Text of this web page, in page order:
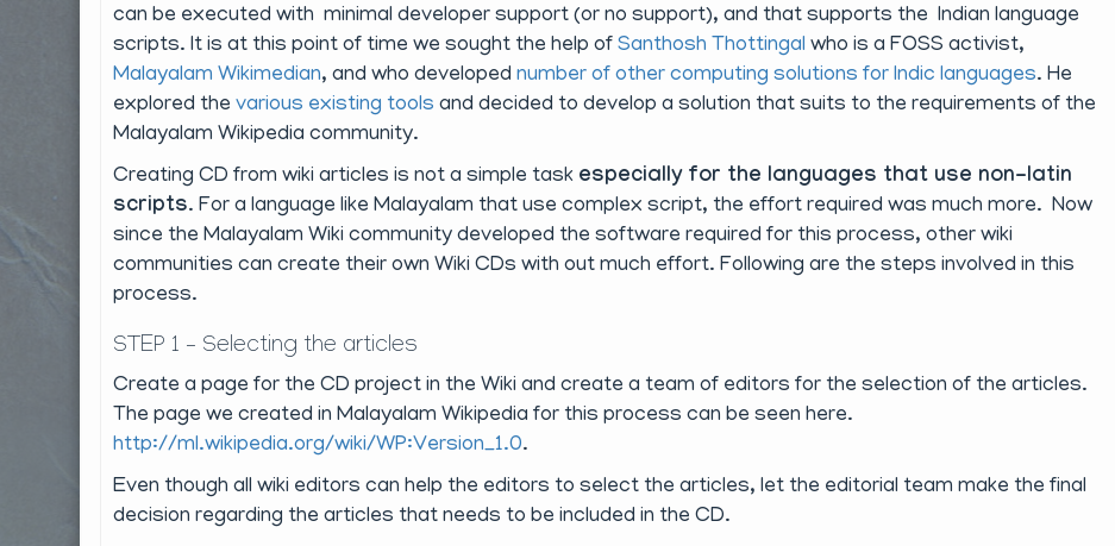
can be executed with minimal developer support (or no support), and that supports the Indian language
scripts. It is at this point of time we sought the help ofSanthosh Thottingal who is a FOSS activist,
Malayalam Wikimedian, and who developed number of other computing solutions for Indic languages. He
explored thevarious existing tools and decided to develop a solution that suits to the requirements of the
Malayalam Wikipedia community.
Creating CD from wiki articles is not a simple task especially for the languages that use non-latin
scripts. For a language like Malayalam that use complex script, the effort required was much more. Now
since the Malayalam Wiki community developed the software required for this process, other wiki
communities can create their own Wiki CDs with out much effort. Following are the steps involved in this
process.
STEP 1 – Selecting the articles
Create a page for the CD project in the Wiki and create a team of editors for the selection of the articles.
The page we created in Malayalam Wikipedia for this process can be seen here.
http://ml.wikipedia.org/wiki/WP:Version_1.0.
Even though all wiki editors can help the editors to select the articles, let the editorial team make the final
decision regarding the articles that needs to be included in the CD.